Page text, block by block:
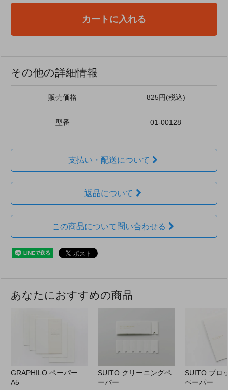
カートに入れる
その他の詳細情報
販売価格 825円(税込)
型番 01-00128
支払い・配送について
返品について
この商品について問い合わせる
あなたにおすすめの商品
GRAPHILO ペーパー
A5
SUITO クリーニングペ
ーパー
SUITO ブロ
ペーパー